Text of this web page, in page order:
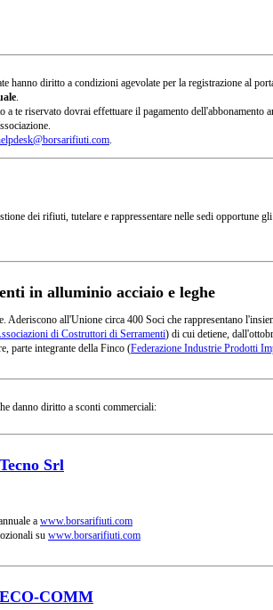
hanno diritto a condizioni agevolate per la registrazione al
.
te riservato dovrai effettuare il pagamento
.
dei rifiuti, tutelare e rappressentare nelle sedi
in alluminio acciaio e leghe
all'Unione circa 400 Soci che rappresentano
di Costruttori di Serramenti) di cui detiene,
parte integrante della Finco (Federazione Industrie Prodotti
danno diritto a sconti commerciali:
Tecno Srl
a www.borsarifiuti.com
su www.borsarifiuti.com
ECO-COMM